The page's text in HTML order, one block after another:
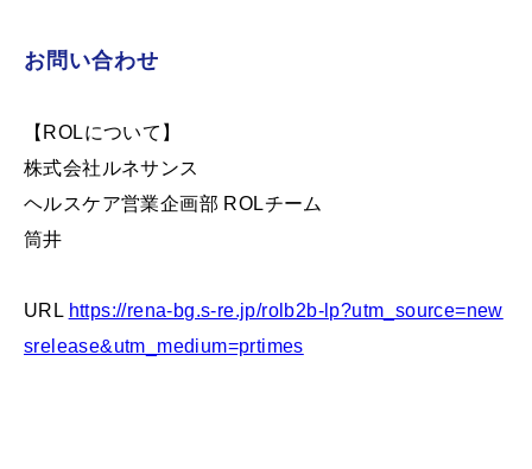
お問い合わせ
【ROLについて】
株式会社ルネサンス
ヘルスケア営業企画部 ROLチーム
筒井
URL https://rena-bg.s-re.jp/rolb2b-lp?utm_source=new
srelease&utm_medium=prtimes